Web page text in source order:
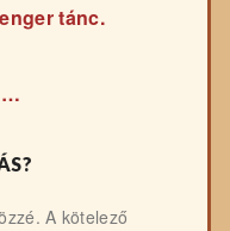
tánc.
…
A kötelező